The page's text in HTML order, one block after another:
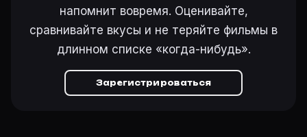
напомнит вовремя. Оценивайте,
сравнивайте вкусы и не теряйте фильмы в
длинном списке «когда-нибудь».
Зарегистрироваться